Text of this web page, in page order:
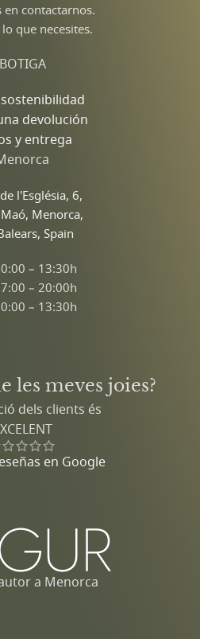
en contactarnos.
que necesites.
BOTIGA
sostenibilidad
devolución
y entrega
l'Església, 6,
Menorca,
Spain
– 13:30h
– 20:00h
– 13:30h
les meves joies?
dels clients és
en Google
a Menorca